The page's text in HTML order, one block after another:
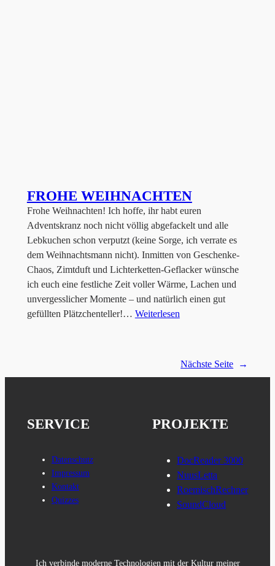
FROHE WEIHNACHTEN
Frohe Weihnachten! Ich hoffe, ihr habt euren
Adventskranz noch nicht völlig abgefackelt und alle
Lebkuchen schon verputzt (keine Sorge, ich verrate es
dem Weihnachtsmann nicht). Inmitten von Geschenke-
Chaos, Zimtduft und Lichterketten-Geflacker wünsche
ich euch eine festliche Zeit voller Wärme, Lachen und
unvergesslicher Momente – und natürlich einen gut
gefüllten Plätzchenteller!… Weiterlesen
Nächste Seite →
SERVICE
Datenschutz
Impressum
Kontakt
Quizzes
PROJEKTE
DocReader 3000
NuusLetta
RoemischRechner
SoundCloud
Ich verbinde moderne Technologien mit der Kultur meiner